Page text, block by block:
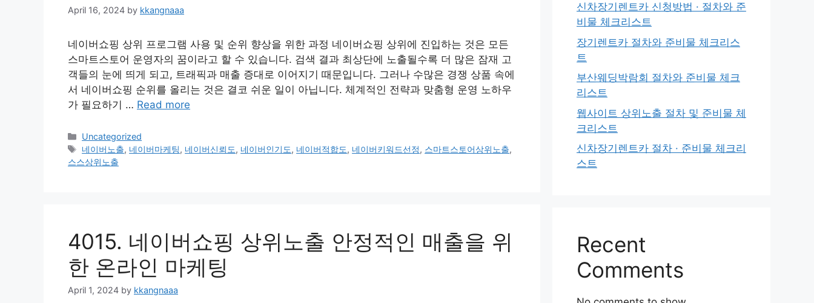
April 16, 2024 by kkangnaaa
네이버쇼핑 상위 프로그램 사용 및 순위 향상을 위한 과정 네이버쇼핑 상위에 진입하는 것은 모든
스마트스토어 운영자의 꿈이라고 할 수 있습니다. 검색 결과 최상단에 노출될수록 더 많은 잠재 고
객들의 눈에 띄게 되고, 트래픽과 매출 증대로 이어지기 때문입니다. 그러나 수많은 경쟁 상품 속에
서 네이버쇼핑 순위를 올리는 것은 결코 쉬운 일이 아닙니다. 체계적인 전략과 맞춤형 운영 노하우
가 필요하기 … Read more
Categories
Uncategorized
Tags
네이버노출, 네이버마케팅, 네이버신뢰도, 네이버인기도, 네이버적합도, 네이버키워드선정, 스마트스토어상위노출,
스스상위노출
4015. 네이버쇼핑 상위노출 안정적인 매출을 위
한 온라인 마케팅
April 1, 2024 by kkangnaaa
신차장기렌트카 신청방법 · 절차와 준
비물 체크리스트
장기렌트카 절차와 준비물 체크리스
트
부산웨딩박람회 절차와 준비물 체크
리스트
웹사이트 상위노출 절차 및 준비물 체
크리스트
신차장기렌트카 절차 · 준비물 체크리
스트
Recent
Comments